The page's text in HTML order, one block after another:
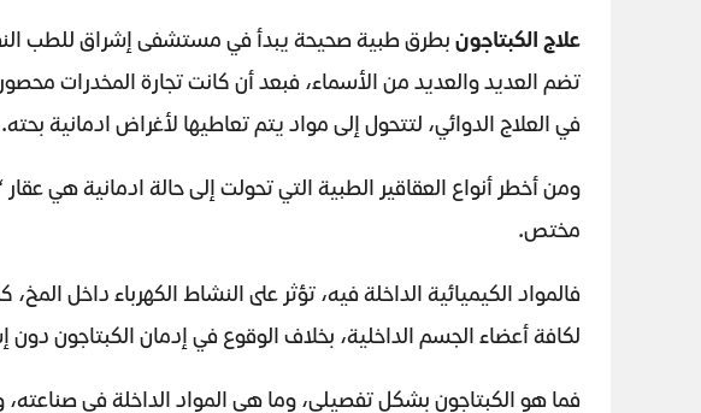
علاج الكبتاجون بطرق طبية صحيحة يبدأ في مستشفى إشراق للطب
تضم العديد والعديد من الأسماء، فبعد أن كانت تجارة المخدرات
في العلاج الدوائي، لتتحول إلى مواد يتم تعاطيها لأغراض ادمانية بحته.
ومن أخطر أنواع العقاقير الطبية التي تحولت إلى حالة ادمانية هي
مختص.
فالمواد الكيميائية الداخلة فيه، تؤثر على النشاط الكهرباء داخل
لكافة أعضاء الجسم الداخلية، بخلاف الوقوع في إدمان الكبتاجون
فما هو الكبتاجون بشكل تفصيلي، وما هي المواد الداخلة في